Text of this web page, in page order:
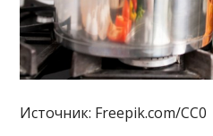
Источник: Freepik.com/CC0